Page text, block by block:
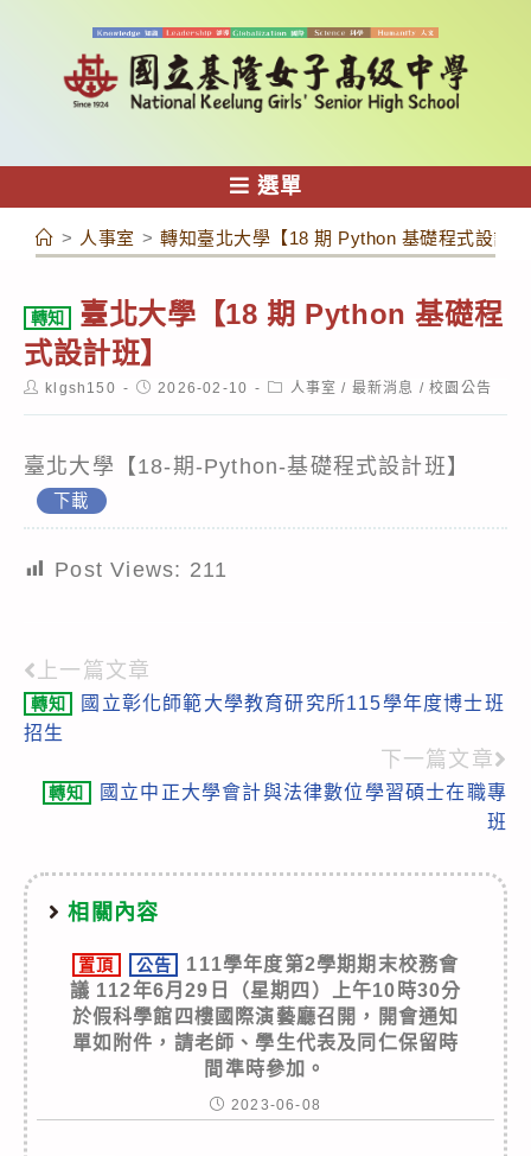
容
選單
> 人事室 > 轉知臺北大學【18 期 Python 基礎程式設計
轉知
臺北大學【18 期 Python 基礎程
式設計班】
Postklgsh150
Post2026-02-10
Post人事室 / 最新消息 / 校園公告
臺北大學【18-期-Python-基礎程式設計班】
下載
Post Views: 211
Read
more
上一篇文章
轉知
國立彰化師範大學教育研究所115學年度博士班
招生
下一篇文章
轉知
國立中正大學會計與法律數位學習碩士在職專
班
相關內容
置頂 公告
111學年度第2學期期末校務會
議 112年6月29日（星期四）上午10時30分
於假科學館四樓國際演藝廳召開，開會通知
單如附件，請老師、學生代表及同仁保留時
間準時參加。
2023-06-08